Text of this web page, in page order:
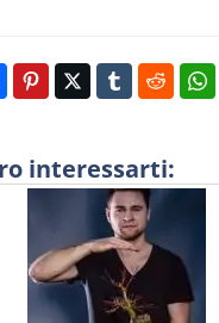
interessarti: